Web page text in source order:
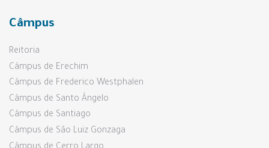
Câmpus
Reitoria
Câmpus de Erechim
Câmpus de Frederico Westphalen
Câmpus de Santo Ângelo
Câmpus de Santiago
Câmpus de São Luiz Gonzaga